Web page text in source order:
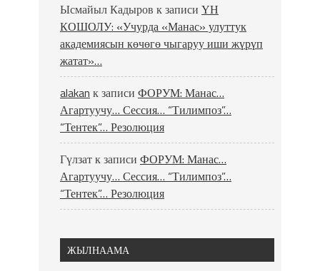
Ысмайыл Кадыров к записи ҮН
КОШОЛУ: «Учурда «Манас» улуттук
академиясын көчөгө чыгаруу иши жүрүп
жатат»…
alakan к записи ФОРУМ: Манас…
Агартуучу… Сессия… “Тилимпоз”…
“Тентек”… Резолюция
Гүлзатк записи ФОРУМ: Манас…
Агартуучу… Сессия… “Тилимпоз”…
“Тентек”… Резолюция
ЖЫЛНААМА